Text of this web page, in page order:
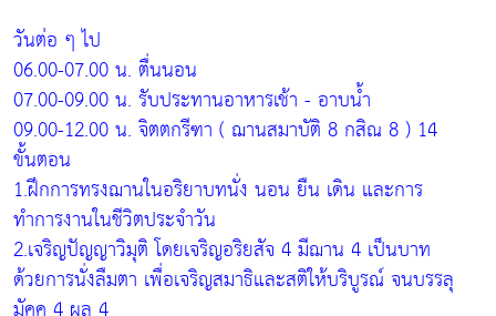
วันต่อ ๆ ไป
06.00-07.00 น. ตื่นนอน
07.00-09.00 น. รับประทานอาหารเช้า - อาบน้ำ
09.00-12.00 น. จิตตกรีฑา ( ฌานสมาบัติ 8 กสิณ 8 ) 14
ขั้นตอน
1.ฝึกการทรงฌานในอริยาบทนั่ง นอน ยืน เดิน และการ
ทำการงานในชีวิตประจำวัน
2.เจริญปัญญาวิมุติ โดยเจริญอริยสัจ 4 มีฌาน 4 เป็นบาท
ด้วยการนั่งลืมตา เพื่อเจริญสมาธิและสติให้บริบูรณ์ จนบรรลุ